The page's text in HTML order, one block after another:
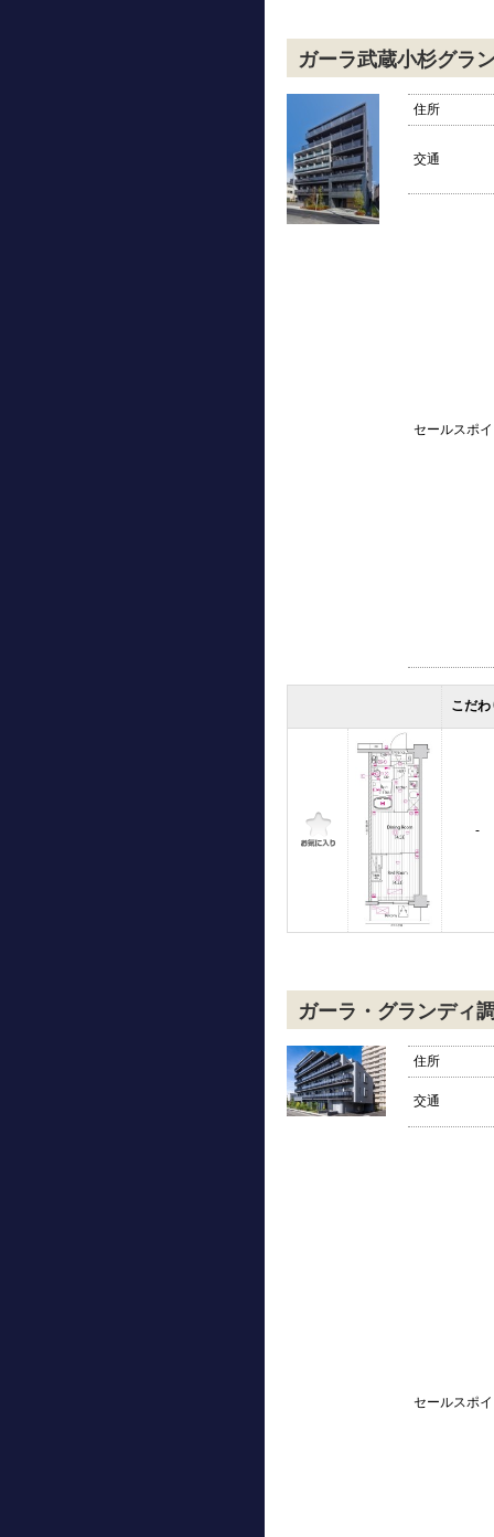
ガーラ武蔵小杉グラ
住所
交通
セールスポ
こだわ
-
ガーラ・グランディ
住所
交通
セールスポ